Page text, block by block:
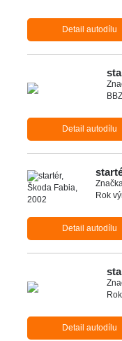
Detail autodílu
Detail autodílu
Rok
Detail autodílu
Detail autodílu